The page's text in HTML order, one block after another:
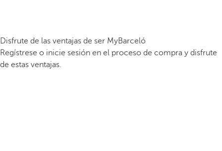
Disfrute de las ventajas de ser MyBarceló
Regístrese o inicie sesión en el proceso de compra y disfrute
de estas ventajas.